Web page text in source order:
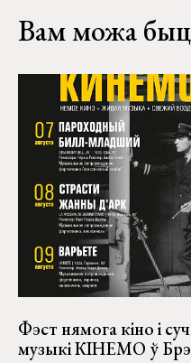
Вам можа
Фэст нямога кіно і
музыкі КІНЕМО ў